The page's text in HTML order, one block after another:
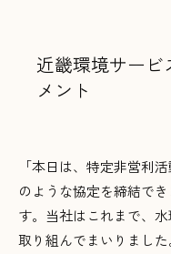
近畿環境サー
メント
「本日は、特定非営利
のような協定を締結で
す。当社はこれまで、
取り組んでまいりまし